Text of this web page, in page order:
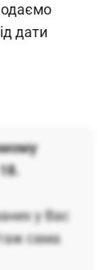
дати
у Вас
сама